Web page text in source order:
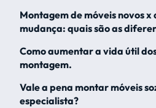
Montagem de móveis novos
mudança: quais são as
Como aumentar a vida útil
montagem.
Vale a pena montar móveis
especialista?